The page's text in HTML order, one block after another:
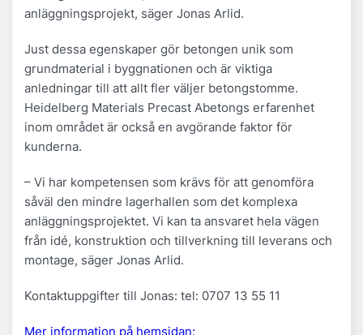
anläggningsprojekt, säger Jonas Arlid.
Just dessa egenskaper gör betongen unik som
grundmaterial i byggnationen och är viktiga
anledningar till att allt fler väljer betongstomme.
Heidelberg Materials Precast Abetongs erfarenhet
inom området är också en avgörande faktor för
kunderna.
– Vi har kompetensen som krävs för att genomföra
såväl den mindre lagerhallen som det komplexa
anläggningsprojektet. Vi kan ta ansvaret hela vägen
från idé, konstruktion och tillverkning till leverans och
montage, säger Jonas Arlid.
Kontaktuppgifter till Jonas: tel: 0707 13 55 11
Mer information på hemsidan: